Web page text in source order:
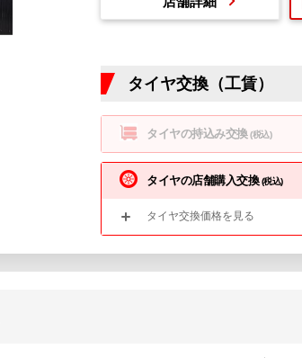
タイヤ交換（工賃）
タイヤの持込み交換(税込)
タイヤの店舗購入交換(税込)
タイヤ交換価格を見る